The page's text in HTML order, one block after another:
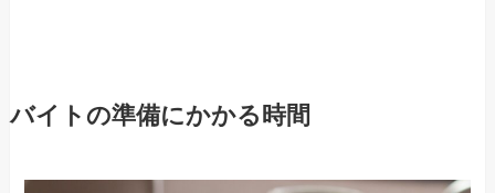
バイトの準備にかかる時間